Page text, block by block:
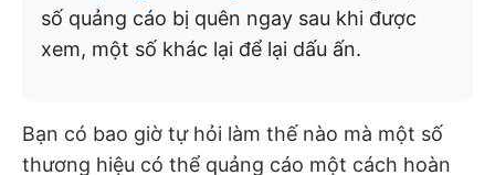
số quảng cáo bị quên ngay sau khi được
xem, một số khác lại để lại dấu ấn.
Bạn có bao giờ tự hỏi làm thế nào mà một số
thương hiệu có thể quảng cáo một cách hoàn